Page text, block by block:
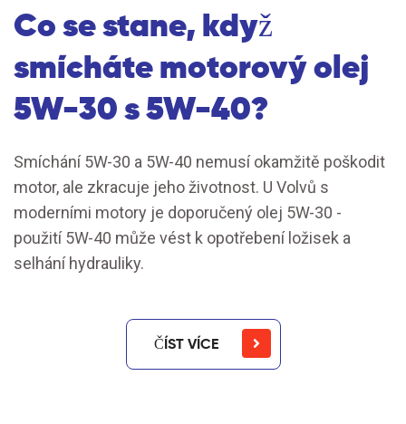
Co se stane, když
smícháte motorový olej
5W-30 s 5W-40?
Smíchání 5W-30 a 5W-40 nemusí okamžitě poškodit
motor, ale zkracuje jeho životnost. U Volvů s
moderními motory je doporučený olej 5W-30 -
použití 5W-40 může vést k opotřebení ložisek a
selhání hydrauliky.
ČÍST VÍCE